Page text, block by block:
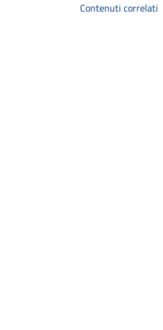
Contenuti correlati